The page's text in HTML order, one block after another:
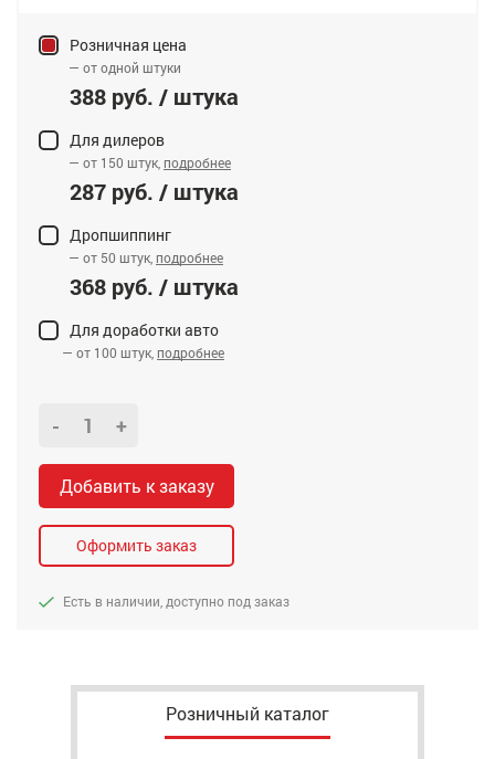
Розничная цена
— от одной штуки
388 руб. / штука
Для дилеров
— от 150 штук, подробнее
287 руб. / штука
Дропшиппинг
— от 50 штук, подробнее
368 руб. / штука
Для доработки авто
— от 100 штук, подробнее
- +
Добавить к заказу
Оформить заказ
Есть в наличии, доступно под заказ
Розничный каталог